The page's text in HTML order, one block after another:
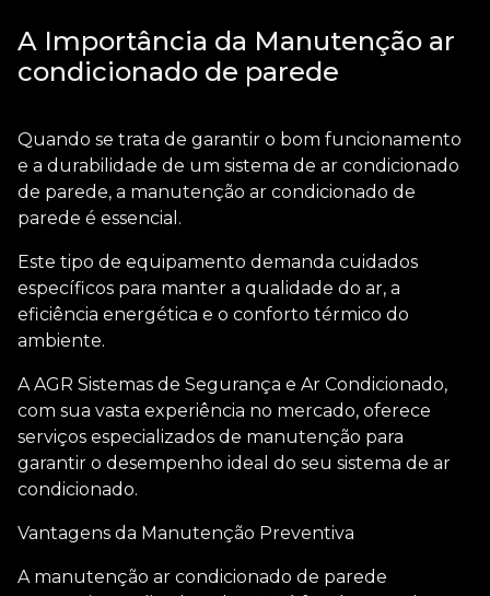
A Importância da Manutenção ar
condicionado de parede
Quando se trata de garantir o bom funcionamento
e a durabilidade de um sistema de ar condicionado
de parede, a manutenção ar condicionado de
parede é essencial.
Este tipo de equipamento demanda cuidados
específicos para manter a qualidade do ar, a
eficiência energética e o conforto térmico do
ambiente.
A AGR Sistemas de Segurança e Ar Condicionado,
com sua vasta experiência no mercado, oferece
serviços especializados de manutenção para
garantir o desempenho ideal do seu sistema de ar
condicionado.
Vantagens da Manutenção Preventiva
A manutenção ar condicionado de parede